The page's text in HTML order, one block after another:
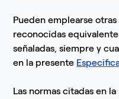
Pueden emplearse
reconocidas
señaladas, siempre y
en la presente
Las normas citadas en